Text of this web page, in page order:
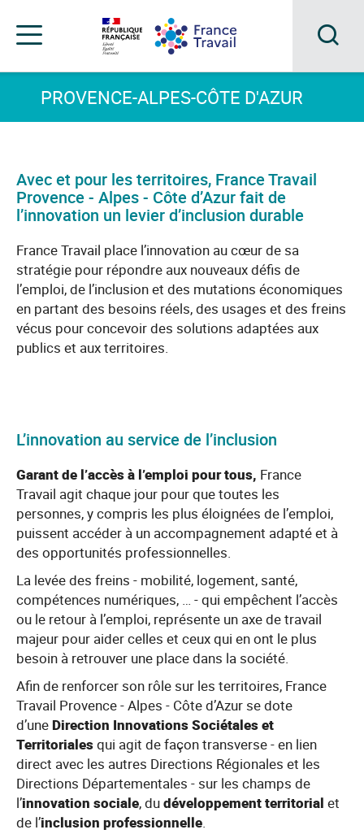
menu
contenu
pied
page
la
Menu
PROVENCE-ALPES-CÔTE D'AZUR
Avec et pour les territoires, France Travail
Provence - Alpes - Côte d’Azur fait de
l’innovation un levier d’inclusion durable
France Travail place l’innovation au cœur de sa
stratégie pour répondre aux nouveaux défis de
l’emploi, de l’inclusion et des mutations économiques
en partant des besoins réels, des usages et des freins
vécus pour concevoir des solutions adaptées aux
publics et aux territoires.
L’innovation au service de l’inclusion
Garant de l’accès à l’emploi pour tous, France
Travail agit chaque jour pour que toutes les
personnes, y compris les plus éloignées de l’emploi,
puissent accéder à un accompagnement adapté et à
des opportunités professionnelles.
La levée des freins - mobilité, logement, santé,
compétences numériques, … - qui empêchent l’accès
ou le retour à l’emploi, représente un axe de travail
majeur pour aider celles et ceux qui en ont le plus
besoin à retrouver une place dans la société.
Afin de renforcer son rôle sur les territoires, France
Travail Provence - Alpes - Côte d’Azur se dote
d’une Direction Innovations Sociétales et
Territorialesqui agit de façon transverse - en lien
direct avec les autres Directions Régionales et les
Directions Départementales - sur les champs de
l’innovation sociale, dudéveloppement territorial et
de l’inclusion professionnelle.